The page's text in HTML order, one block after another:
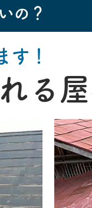
の？
す！
る